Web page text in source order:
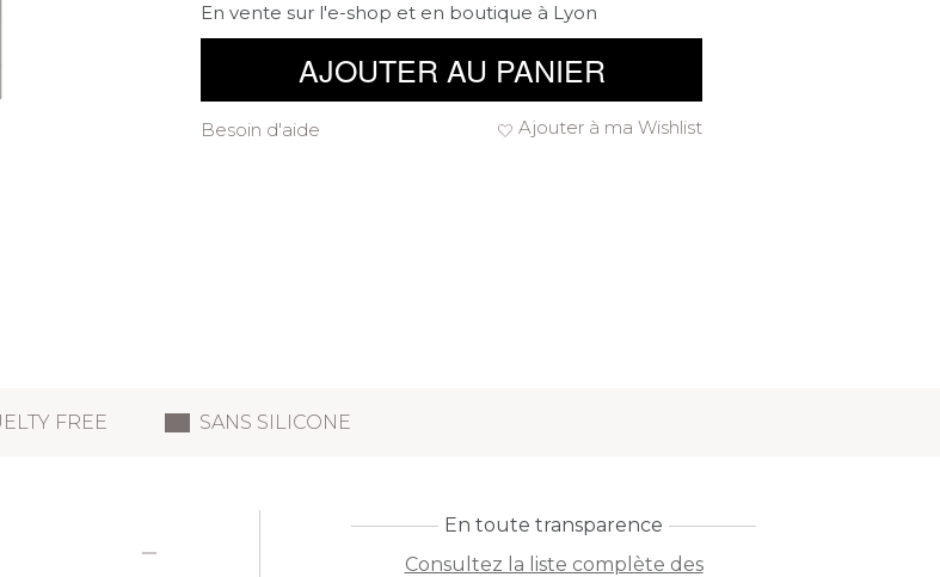
En vente sur l'e-shop et en boutique à Lyon
AJOUTER AU PANIER
Ajouter à ma Wishlist
Besoin d'aide
FREE SANS SILICONE
En toute transparence
Consultez la liste complète des